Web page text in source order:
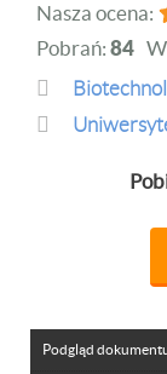
Nasza ocena:
Pobrań: 84
Podgląd